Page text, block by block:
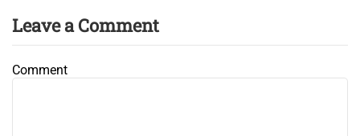
Leave a Comment
Comment